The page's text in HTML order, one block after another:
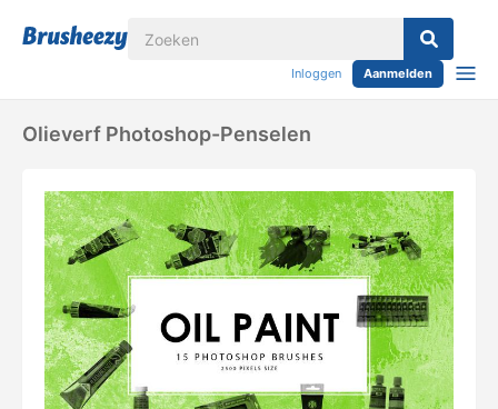
Inloggen Aanmelden
Olieverf Photoshop-Penselen